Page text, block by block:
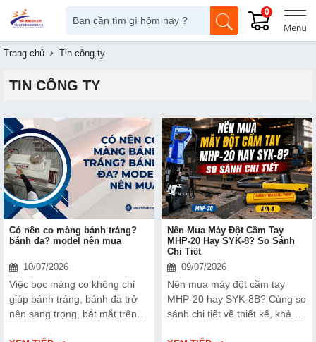
0
Trang chủ Tin công ty
TIN CÔNG TY
Có nên co màng bánh tráng?
bánh đa? model nên mua
10/07/2026
Việc bọc màng co không chỉ
giúp bánh tráng, bánh đa trở
nên sang trọng, bắt mắt trên
Nên Mua Máy Đột Cầm Tay
MHP-20 Hay SYK-8? So Sánh
Chi Tiết
09/07/2026
Nên mua máy đột cầm tay
MHP-20 hay SYK-8B? Cùng so
sánh chi tiết về thiết kế, khả